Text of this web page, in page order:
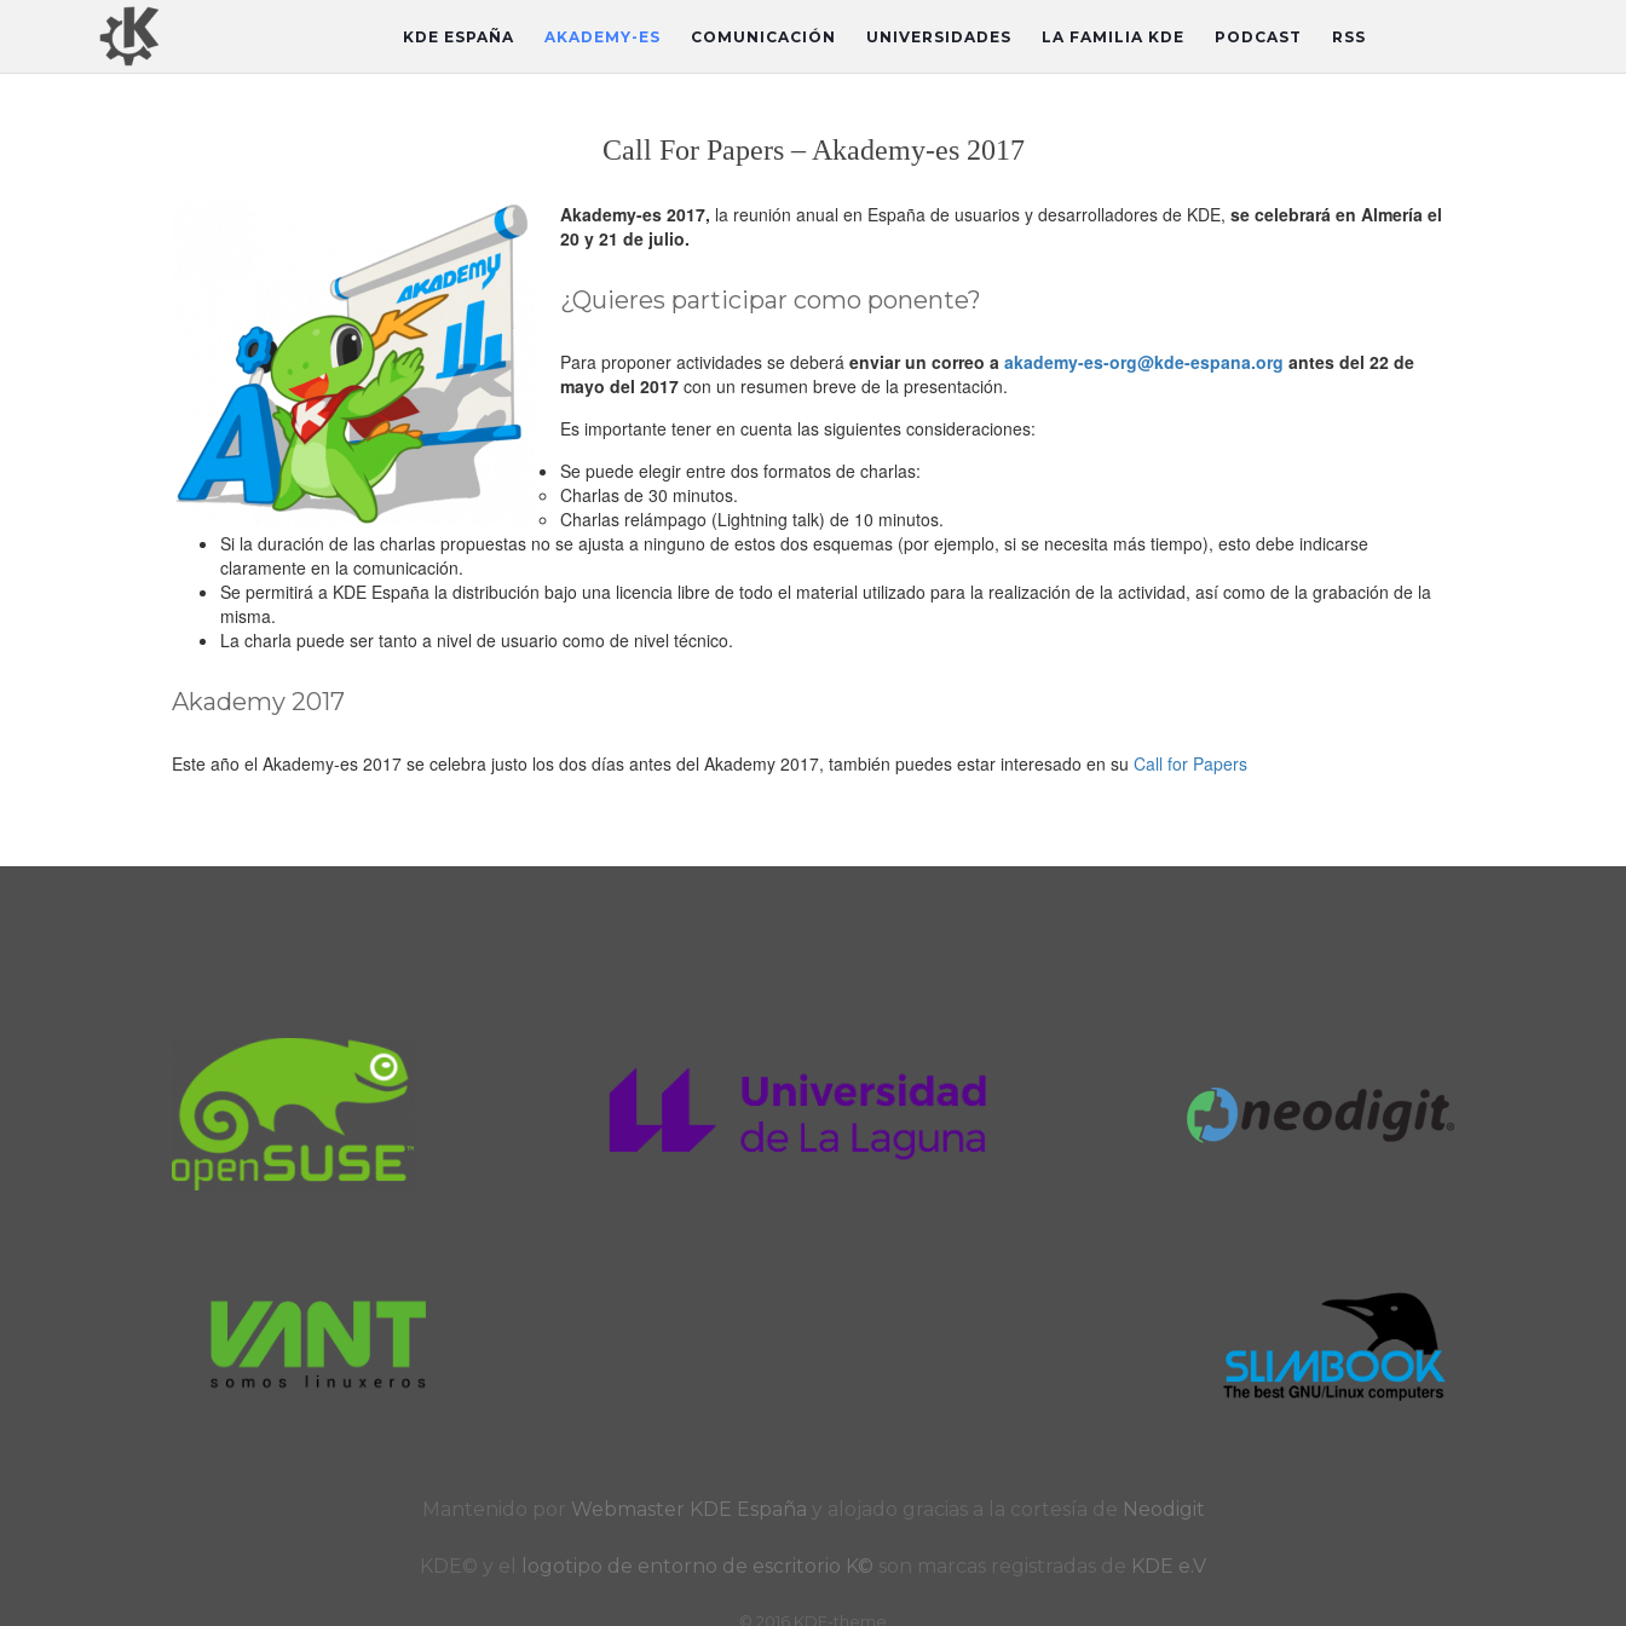
KDE ESPAÑA AKADEMY-ES COMUNICACIÓN UNIVERSIDADES LA FAMILIA KDE PODCAST RSS
Call For Papers – Akademy-es 2017
Akademy-es 2017, la reunión anual en España de usuarios y desarrolladores de KDE, se celebrará en Almería el
20 y 21 de julio.
¿Quieres participar como ponente?
Para proponer actividades se deberá enviar un correo a akademy-es-org@kde-espana.org antes del 22 de
mayo del 2017 con un resumen breve de la presentación.
Es importante tener en cuenta las siguientes consideraciones:
Se puede elegir entre dos formatos de charlas:
Charlas de 30 minutos.
Charlas relámpago (Lightning talk) de 10 minutos.
Si la duración de las charlas propuestas no se ajusta a ninguno de estos dos esquemas (por ejemplo, si se necesita más tiempo), esto debe indicarse
claramente en la comunicación.
Se permitirá a KDE España la distribución bajo una licencia libre de todo el material utilizado para la realización de la actividad, así como de la grabación de la
misma.
La charla puede ser tanto a nivel de usuario como de nivel técnico.
Akademy 2017
Este año el Akademy-es 2017 se celebra justo los dos días antes del Akademy 2017, también puedes estar interesado en su Call for Papers
Mantenido por Webmaster KDE España y alojado gracias a la cortesía de Neodigit
KDE© y el logotipo de entorno de escritorio K© son marcas registradas de KDE e.V
© 2016 KDE-theme